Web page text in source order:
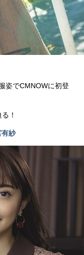
姿でCMNOWに初登
！
有紗